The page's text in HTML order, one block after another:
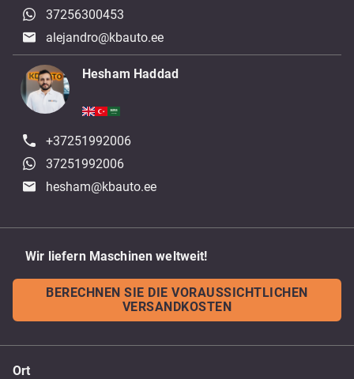
37256300453
alejandro@kbauto.ee
Hesham Haddad
+37251992006
37251992006
hesham@kbauto.ee
Wir liefern Maschinen weltweit!
BERECHNEN SIE DIE VORAUSSICHTLICHEN
VERSANDKOSTEN
Ort